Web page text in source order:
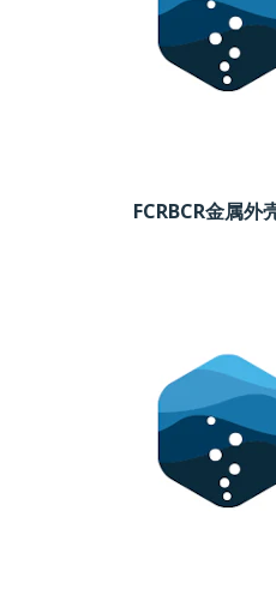
FCRBCR金属外